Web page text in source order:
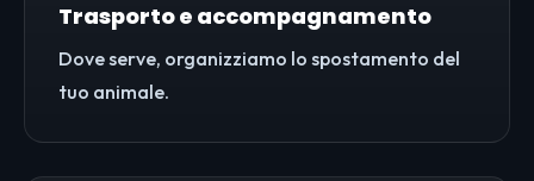
Trasporto e accompagnamento
Dove serve, organizziamo lo spostamento del
tuo animale.